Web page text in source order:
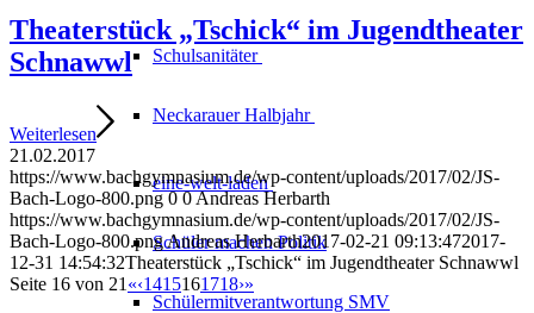
Schulsanitäter
NeckarauerHalbjahr
eine-welt-laden
Schüler machen Politik
Schülermitverantwortung SMV
Theaterstück „Tschick“ im Jugendtheater
Schnawwl
Weiterlesen
21.02.2017
https://www.bachgymnasium.de/wp-content/uploads/2017/02/JS-
Bach-Logo-800.png 0 0Andreas Herbarth
https://www.bachgymnasium.de/wp-content/uploads/2017/02/JS-
Bach-Logo-800.pngAndreas Herbarth2017-02-21 09:13:472017-
12-31 14:54:32Theaterstück „Tschick“ im Jugendtheater Schnawwl
Seite 16 von 21 «‹1415161718›»